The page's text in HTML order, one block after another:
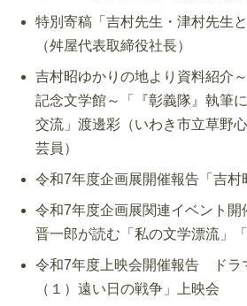
特別寄稿「吉村先生・津村先生
（舛屋代表取締役社長）
吉村昭ゆかりの地より資料紹介
記念文学館～「『彰義隊』執筆
交流」渡邊彩（いわき市立草野
芸員）
令和7年度企画展開催報告「吉村
令和7年度企画展関連イベント
晋一郎が読む「私の文学漂流」「
令和7年度上映会開催報告 ドラ
（１）遠い日の戦争」上映会